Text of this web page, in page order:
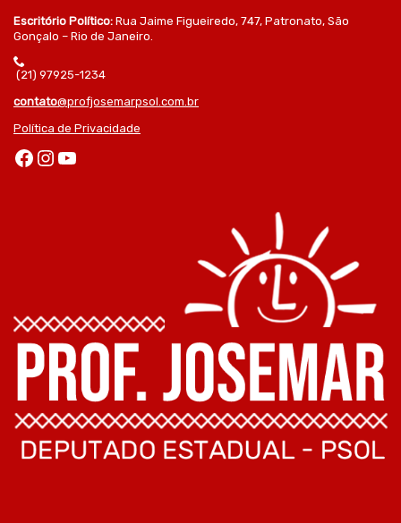
Escritório Político: Rua Jaime Figueiredo, 747, Patronato, São
Gonçalo – Rio de Janeiro.
(21) 97925-1234
contato@profjosemarpsol.com.br
Política de Privacidade
Facebook Instagram Youtube